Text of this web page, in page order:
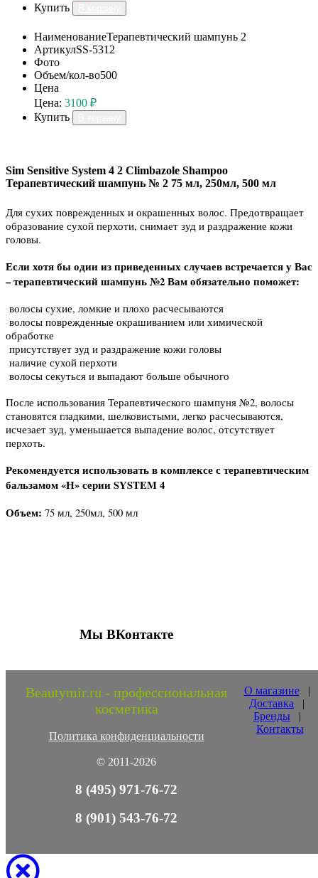
Купить
НаименованиеТерапевтический шампунь 2
АртикулSS-5312
Фото
Объем/кол-во500
Цена
Цена: 3100 ₽
Купить
Sim Sensitive System 4 2 Climbazole Shampoo
Терапевтический шампунь № 2 75 мл, 250мл, 500 мл
Для сухих поврежденных и окрашенных волос. Предотвращает
образование сухой перхоти, снимает зуд и раздражение кожи
головы.
Если хотя бы один из приведенных случаев встречается у Вас
– терапевтический шампунь №2 Вам обязательно поможет:
волосы сухие, ломкие и плохо расчесываются
волосы поврежденные окрашиванием или химической
обработке
присутствует зуд и раздражение кожи головы
наличие сухой перхоти
волосы секуться и выпадают больше обычного
После использования Терапевтического шампуня №2, волосы
становятся гладкими, шелковистыми, легко расчесываются,
исчезает зуд, уменьшается выпадение волос, отсутствует
перхоть.
Рекомендуется использовать в комплексе с терапевтическим
бальзамом «Н» серии SYSTEM 4
Объем: 75 мл, 250мл, 500 мл
Мы ВКонтакте
Beautymir.ru - профессиональная
косметика
Политика конфиденциальности
© 2011-2026
О магазине|
Доставка |
Бренды |
Контакты
8 (495) 971-76-72
8 (901) 543-76-72